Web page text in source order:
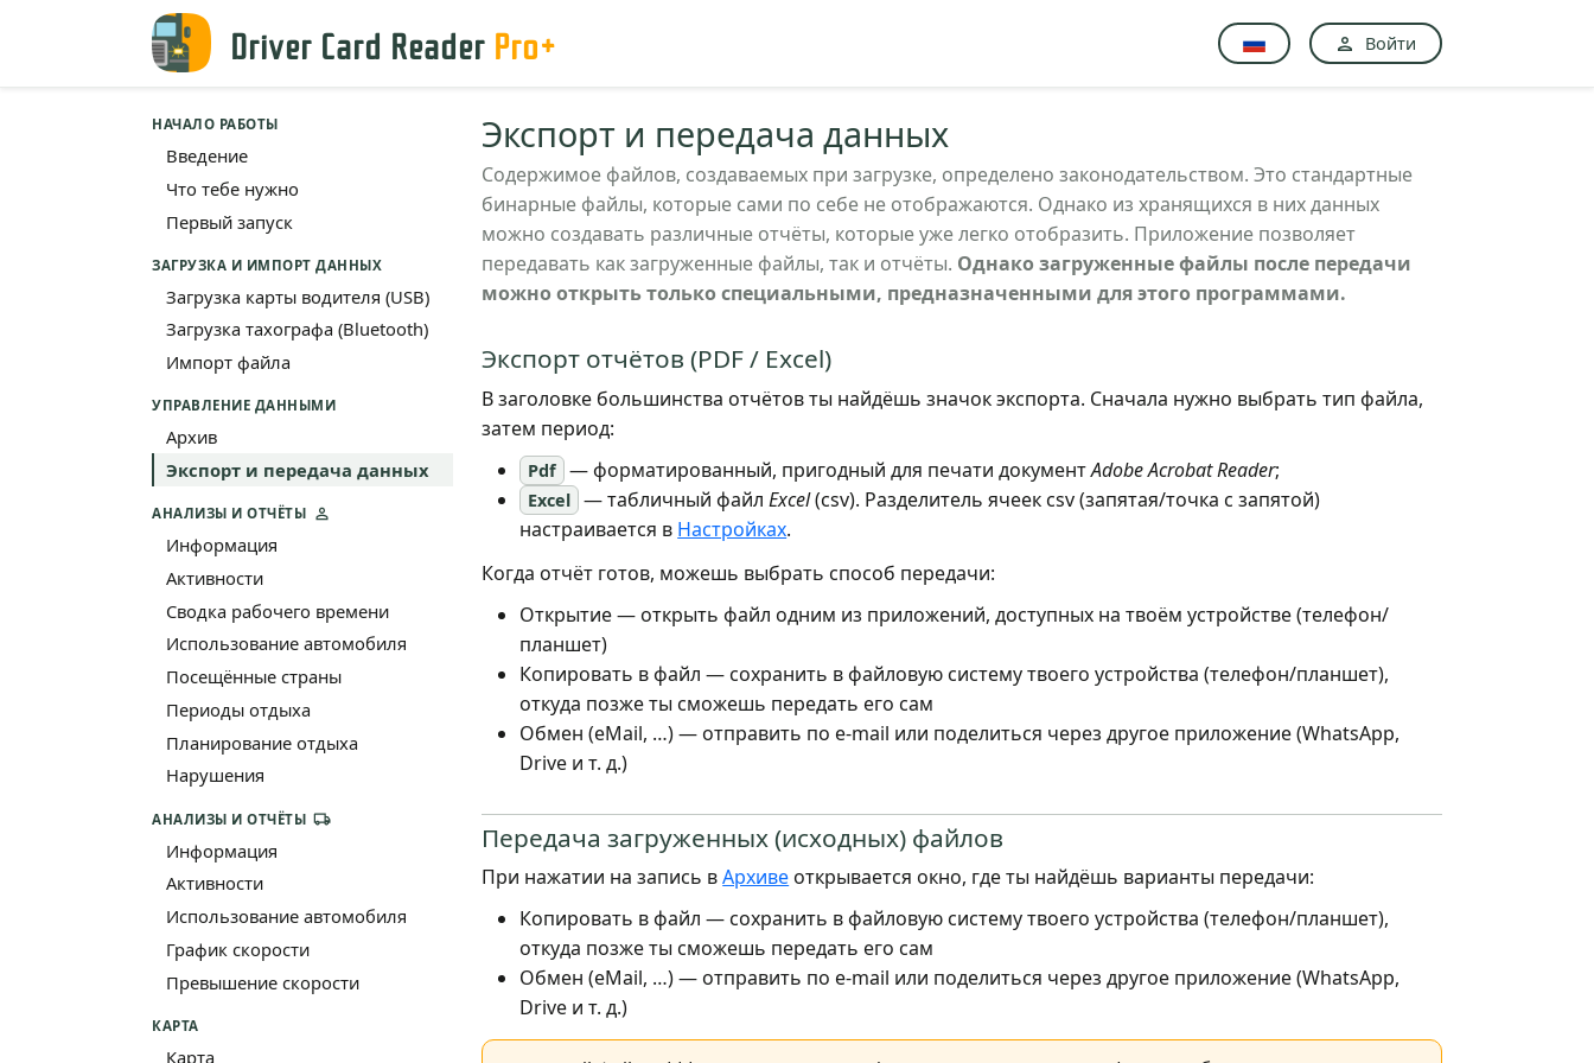
Driver Card Reader Pro+ Войти
НАЧАЛО РАБОТЫ
Введение
Что тебе нужно
Первый запуск
ЗАГРУЗКА И ИМПОРТ ДАННЫХ
Загрузка карты водителя (USB)
Загрузка тахографа (Bluetooth)
Импорт файла
УПРАВЛЕНИЕ ДАННЫМИ
Архив
Экспорт и передача данных
АНАЛИЗЫ И ОТЧЁТЫ
Информация
Активности
Сводка рабочего времени
Использование автомобиля
Посещённые страны
Периоды отдыха
Планирование отдыха
Нарушения
АНАЛИЗЫ И ОТЧЁТЫ
Информация
Активности
Использование автомобиля
График скорости
Превышение скорости
КАРТА
Карта
Экспорт и передача данных
Содержимое файлов, создаваемых при загрузке, определено законодательством. Это стандартные
бинарные файлы, которые сами по себе не отображаются. Однако из хранящихся в них данных
можно создавать различные отчёты, которые уже легко отобразить. Приложение позволяет
передавать как загруженные файлы, так и отчёты. Однако загруженные файлы после передачи
можно открыть только специальными, предназначенными для этого программами.
Экспорт отчётов (PDF / Excel)
В заголовке большинства отчётов ты найдёшь значок экспорта. Сначала нужно выбрать тип файла,
затем период:
Pdf — форматированный, пригодный для печати документAdobe Acrobat Reader;
Excel — табличный файл Excel(csv). Разделитель ячеек csv (запятая/точка с запятой)
настраивается в Настройках.
Когда отчёт готов, можешь выбрать способ передачи:
Открытие — открыть файл одним из приложений, доступных на твоём устройстве (телефон/
планшет)
Копировать в файл — сохранить в файловую систему твоего устройства (телефон/планшет),
откуда позже ты сможешь передать его сам
Обмен (eMail, …) — отправить по e-mail или поделиться через другое приложение (WhatsApp,
Drive и т. д.)
Передача загруженных (исходных) файлов
При нажатии на запись вАрхивеоткрывается окно, где ты найдёшь варианты передачи:
Копировать в файл — сохранить в файловую систему твоего устройства (телефон/планшет),
откуда позже ты сможешь передать его сам
Обмен (eMail, …) — отправить по e-mail или поделиться через другое приложение (WhatsApp,
Drive и т. д.)